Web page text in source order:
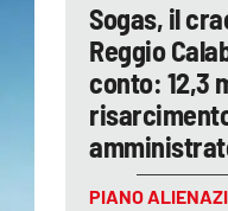
Sogas, il
Reggio
conto: 12,3
PIANO